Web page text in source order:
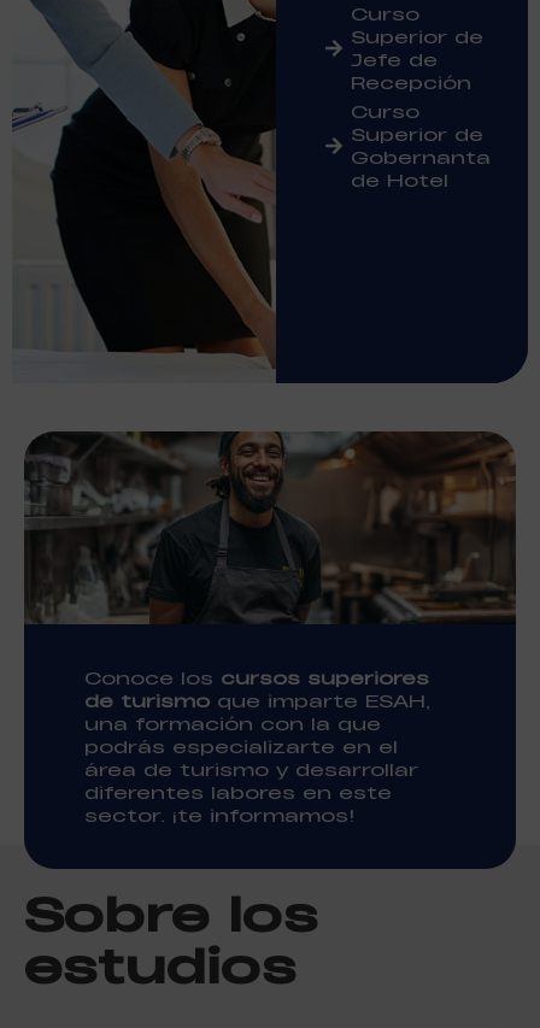
Curso
Superior de
Jefe de
Recepción
Curso
Superior de
Gobernanta
de Hotel
Conoce los cursos superiores
de turismo que imparte ESAH,
una formación con la que
podrás especializarte en el
área de turismo y desarrollar
diferentes labores en este
sector. ¡te informamos!
Sobre los
estudios